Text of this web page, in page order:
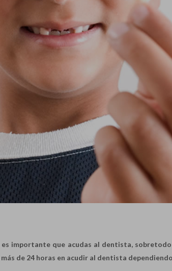
importante que acudas al dentista,
de 24 horas en acudir al dentista